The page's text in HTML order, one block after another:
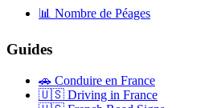
📊 Nombre de Péages
Guides
🚗 Conduire en France
🇺🇸 Driving in France